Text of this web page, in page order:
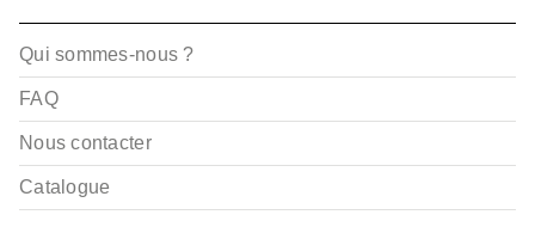
Qui sommes-nous ?
FAQ
Nous contacter
Catalogue